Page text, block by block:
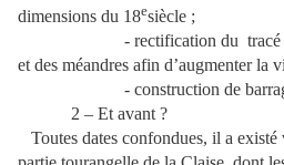
dimensions du 18esiècle ;
- rectification du
et des méandres afin d’augmenter la
- construction de
2 – Et avant ?
Toutes dates confondues, il a